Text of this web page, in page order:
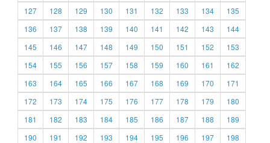
127
128 129 130 131 132 133 134
135
136
137 138 139 140 141 142 143
144
145
146 147 148 149 150 151 152
153
154
155 156 157 158 159 160 161
162
163
164 165 166 167 168 169 170
171
172
173 174 175 176 177 178 179
180
181
182 183 184 185 186 187 188
189
190
191 192 193 194 195 196 197
198